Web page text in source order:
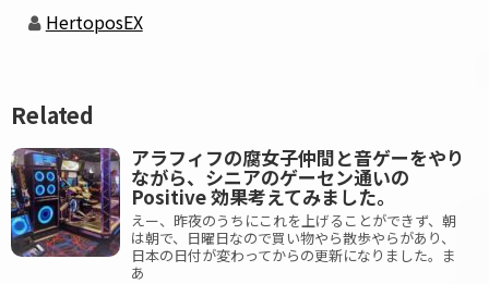
HertoposEX
Related
アラフィフの腐女子仲間と音ゲーをやり
ながら、シニアのゲーセン通いの
Positive 効果考えてみました。
えー、昨夜のうちにこれを上げることができず、朝
は朝で、日曜日なので買い物やら散歩やらがあり、
日本の日付が変わってからの更新になりました。ま
あ